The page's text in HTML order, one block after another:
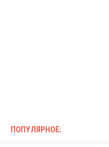
ПОПУЛЯРНОЕ: